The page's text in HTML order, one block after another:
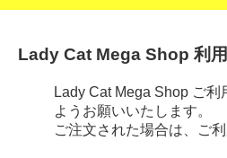
Lady Cat Mega Shop 利
Lady Cat Mega Shop ご
ようお願いいたします。
ご注文された場合は、ご